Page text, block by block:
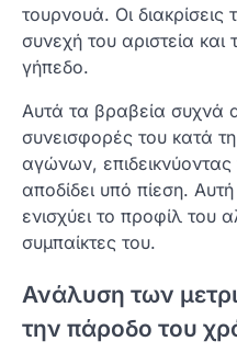
τουρνουά. Οι διακρίσεις
συνεχή του αριστεία και
γήπεδο.
Αυτά τα βραβεία συχνά
συνεισφορές του κατά τη
αγώνων, επιδεικνύοντας
αποδίδει υπό πίεση.
ενισχύει το προφίλ του
συμπαίκτες του.
Ανάλυση των
την πάροδο του